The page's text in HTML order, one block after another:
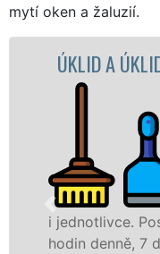
mytí oken a žaluzií.
SLUŽBY TŘI
Franchisová síť
UKLÍZENÍ zajišťuje
Třech Sekerách a
Třech Seker
profesionální,
ale levný úklid
náš servis
v týdnu a to i